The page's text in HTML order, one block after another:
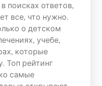
поисках ответов,
все, что нужно.
о детском
учебе,
которые
Топ рейтинг
самые